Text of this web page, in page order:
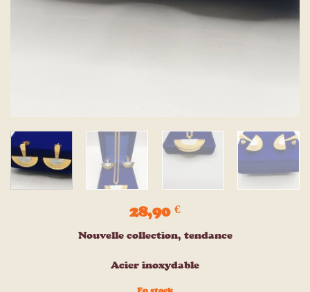
28,90 €
Nouvelle collection, tendance
Acier inoxydable